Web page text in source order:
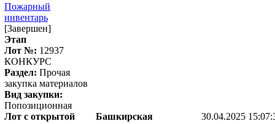
Пожарный
инвентарь
[Завершен]
Этап
Лот №: 12937
КОНКУРС
Раздел: Прочая
закупка материалов
Вид закупки:
Попозиционная
Лот с открытой
Башкирская
30.04.2025